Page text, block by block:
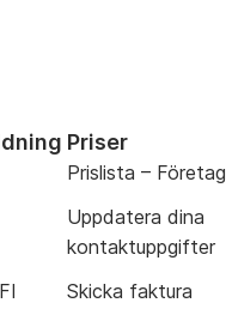
Priser
Prislista – Företag
Uppdatera dina
kontaktuppgifter
Skicka faktura